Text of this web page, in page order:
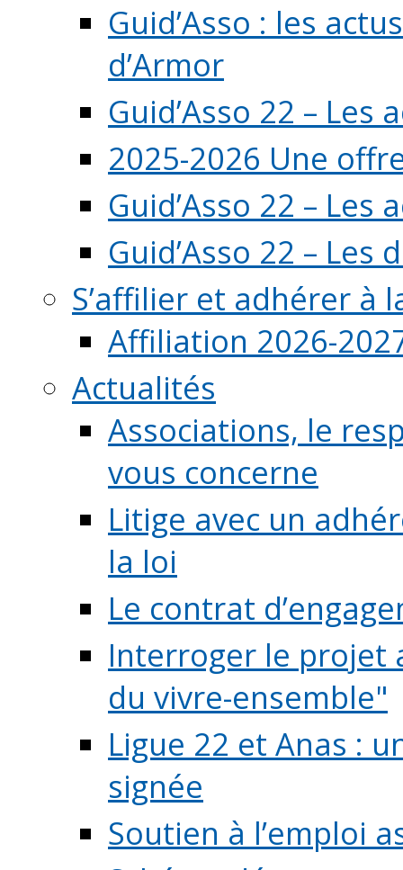
Guid’Asso : les
d’Armor
Guid’Asso 22 – Les
2025-2026 Une
Guid’Asso 22 –
Guid’Asso 22 – Les
S’affilier et adhérer à
Affiliation 2026-
Actualités
Associations, le
vous concerne
Litige avec un
la loi
Le contrat
Interroger le projet
du vivre-ensemble"
Ligue 22 et Anas :
signée
Soutien à l’emploi